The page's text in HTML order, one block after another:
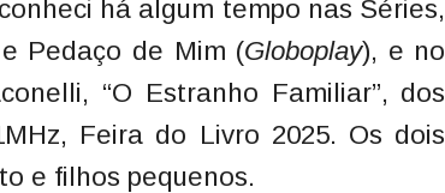
há algum tempo nas Séries,
Pedaço de Mim (Globoplay), e no
“O Estranho Familiar”, dos
Feira do Livro 2025. Os dois
e filhos pequenos.